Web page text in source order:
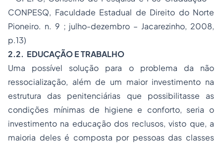
CONPESQ, Faculdade Estadual de Direito do Norte
Pioneiro. n. 9 ; julho-dezembro – Jacarezinho, 2008,
p.13)
2.2. EDUCAÇÃO E TRABALHO
Uma possível solução para o problema da não
ressocialização, além de um maior investimento na
estrutura das penitenciárias que possibilitasse as
condições mínimas de higiene e conforto, seria o
investimento na educação dos reclusos, visto que, a
maioria deles é composta por pessoas das classes